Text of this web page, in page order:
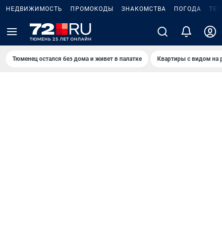
НЕДВИЖИМОСТЬ ПРОМОКОДЫ ЗНАКОМСТВА ПОГОДА
Тюменец остался без дома и живет в палатке Квартиры с видом на